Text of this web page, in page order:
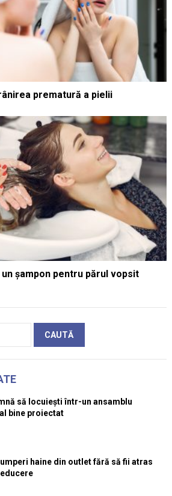
prematură a pielii
șampon pentru părul vopsit
să locuiești într-un ansamblu
bine proiectat
haine din outlet fără să fii atras